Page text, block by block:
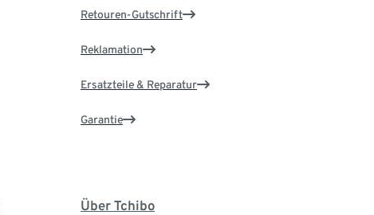
Retouren-Gutschrift
Reklamation
Ersatzteile & Reparatur
Garantie
Über Tchibo